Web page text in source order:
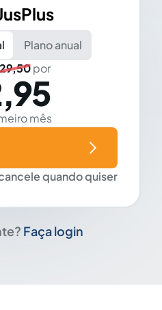
Plano anual
29,50por
mês
quando quiser
Faça login